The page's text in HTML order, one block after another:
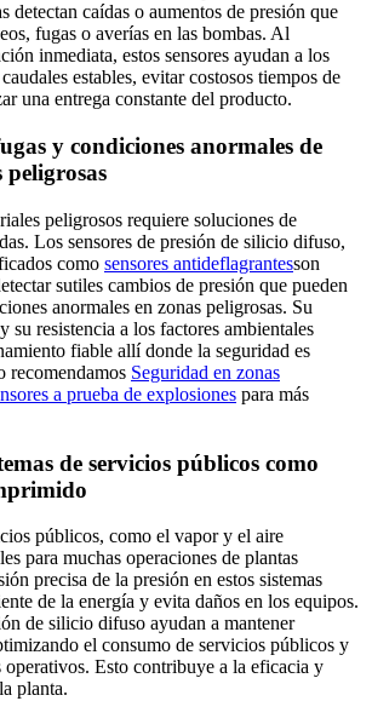
detectan caídas o aumentos de presión que
fugas o averías en las bombas. Al
inmediata, estos sensores ayudan a los
estables, evitar costosos tiempos de
una entrega constante del producto.
y condiciones anormales de
peligrosas
peligrosos requiere soluciones de
Los sensores de presión de silicio difuso,
como sensores antideflagrantesson
sutiles cambios de presión que pueden
anormales en zonas peligrosas. Su
su resistencia a los factores ambientales
fiable allí donde la seguridad es
recomendamos Seguridad en zonas
a prueba de explosiones para más
de servicios públicos como
públicos, como el vapor y el aire
para muchas operaciones de plantas
precisa de la presión en estos sistemas
de la energía y evita daños en los equipos.
de silicio difuso ayudan a mantener
el consumo de servicios públicos y
operativos. Esto contribuye a la eficacia y
planta.